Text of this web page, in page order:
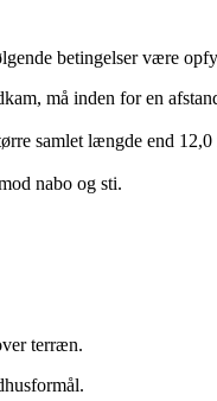
betingelser være
må inden for en
samlet længde end
nabo og sti.
terræn.